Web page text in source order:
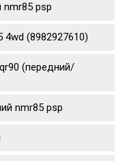
nmr85 psp
(8982927610)
(передний/
nmr85 psp